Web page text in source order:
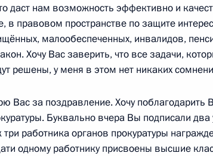
новой государственной награды –
12:40 Москва, Кремль
заслуженному мастеру спорта,
Юрию Блинову с 60-летием
даст нам возможность эффективно и
в правовом пространстве по защите
малообеспеченных, инвалидов,
Хочу Вас заверить, что все задачи,
решены, у меня в этом нет никаких
Вас за поздравление. Хочу поблагодарить
Буквально вчера Вы подписали два
работника органов прокуратуры
одному работнику присвоены высшие